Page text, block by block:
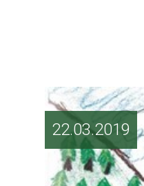
22.03.2019